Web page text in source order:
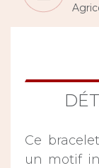
Ce
un motif